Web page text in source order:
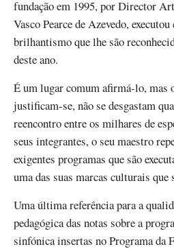
fundação em 1995, por Director
Vasco Pearce de Azevedo,
brilhantismo que lhe são
deste ano.
É um lugar comum afirmá-lo, mas
justificam-se, não se desgastam
reencontro entre os milhares de
seus integrantes, o seu maestro
exigentes programas que são
uma das suas marcas culturais
Uma última referência para a
pedagógica das notas sobre a
sinfónica insertas no Programa da